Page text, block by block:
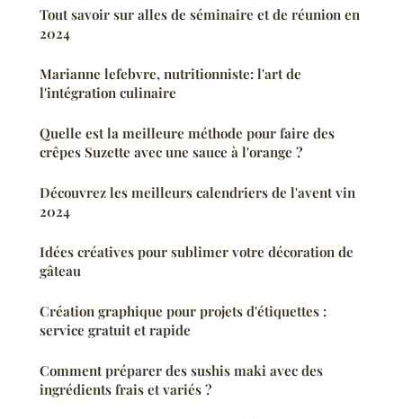
Tout savoir sur alles de séminaire et de réunion en
2024
Marianne lefebvre, nutritionniste: l'art de
l'intégration culinaire
Quelle est la meilleure méthode pour faire des
crêpes Suzette avec une sauce à l'orange ?
Découvrez les meilleurs calendriers de l'avent vin
2024
Idées créatives pour sublimer votre décoration de
gâteau
Création graphique pour projets d'étiquettes :
service gratuit et rapide
Comment préparer des sushis maki avec des
ingrédients frais et variés ?